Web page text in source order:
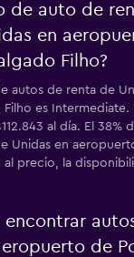
de auto de
en
Filho?
autos de renta de
Filho es
al día. El 38%
Unidas en
precio, la
encontrar
de